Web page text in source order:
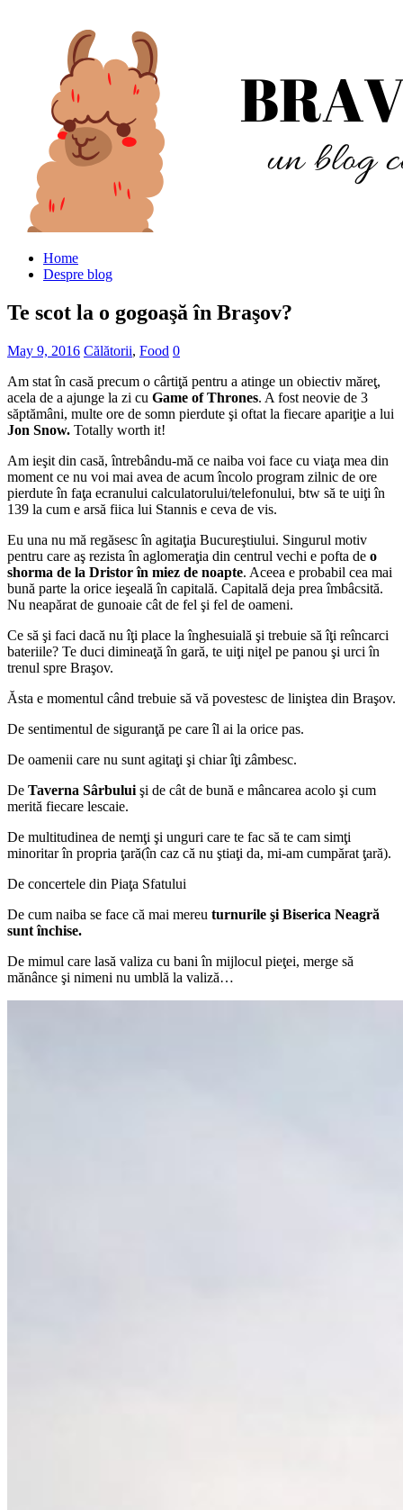
Home
Despre blog
Te scot la o gogoaşă în Braşov?
May 9, 2016 Călătorii, Food 0
Am stat în casă precum o cârtiţă pentru a atinge un obiectiv măreţ,
acela de a ajunge la zi cu Game of Thrones. A fost neovie de 3
săptămâni, multe ore de somn pierdute şi oftat la fiecare apariţie a lui
Jon Snow. Totally worth it!
Am ieşit din casă, întrebându-mă ce naiba voi face cu viaţa mea din
moment ce nu voi mai avea de acum încolo program zilnic de ore
pierdute în faţa ecranului calculatorului/telefonului, btw să te uiţi în
139 la cum e arsă fiica lui Stannis e ceva de vis.
Eu una nu mă regăsesc în agitaţia Bucureştiului. Singurul motiv
pentru care aş rezista în aglomeraţia din centrul vechi e pofta de o
shorma de la Dristor în miez de noapte. Aceea e probabil cea mai
bună parte la orice ieşeală în capitală. Capitală deja prea îmbâcsită.
Nu neapărat de gunoaie cât de fel şi fel de oameni.
Ce să şi faci dacă nu îţi place la înghesuială şi trebuie să îţi reîncarci
bateriile? Te duci dimineaţă în gară, te uiţi niţel pe panou şi urci în
trenul spre Braşov.
Ăsta e momentul când trebuie să vă povestesc de liniştea din Braşov.
De sentimentul de siguranţă pe care îl ai la orice pas.
De oamenii care nu sunt agitaţi şi chiar îţi zâmbesc.
De Taverna Sârbului şi de cât de bună e mâncarea acolo şi cum
merită fiecare lescaie.
De multitudinea de nemţi şi unguri care te fac să te cam simţi
minoritar în propria ţară(în caz că nu ştiaţi da, mi-am cumpărat ţară).
De concertele din Piaţa Sfatului
De cum naiba se face că mai mereu turnurile şi Biserica Neagră
sunt închise.
De mimul care lasă valiza cu bani în mijlocul pieţei, merge să
mănânce şi nimeni nu umblă la valiză…